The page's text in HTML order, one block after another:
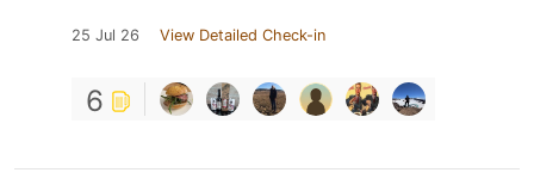
25 Jul 26 View Detailed Check-in
6